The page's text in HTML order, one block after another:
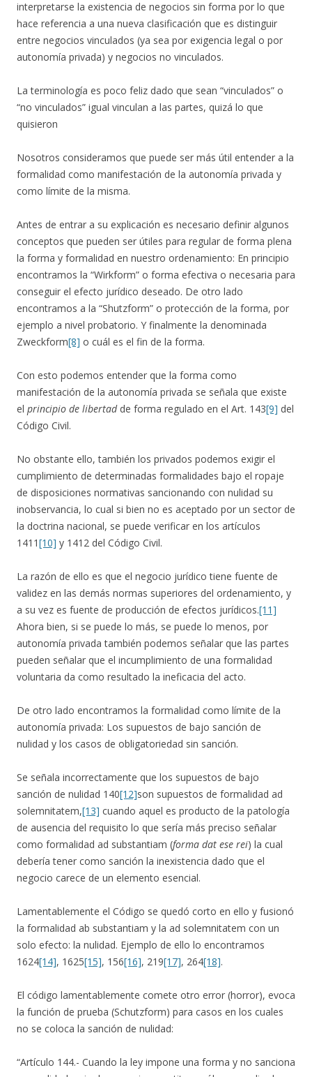
interpretarse la existencia de negocios sin forma por lo que
hace referencia a una nueva clasificación que es distinguir
entre negocios vinculados (ya sea por exigencia legal o por
autonomía privada) y negocios no vinculados.
La terminología es poco feliz dado que sean “vinculados” o
“no vinculados” igual vinculan a las partes, quizá lo que
quisieron
Nosotros consideramos que puede ser más útil entender a la
formalidad como manifestación de la autonomía privada y
como límite de la misma.
Antes de entrar a su explicación es necesario definir algunos
conceptos que pueden ser útiles para regular de forma plena
la forma y formalidad en nuestro ordenamiento: En principio
encontramos la “Wirkform” o forma efectiva o necesaria para
conseguir el efecto jurídico deseado. De otro lado
encontramos a la “Shutzform” o protección de la forma, por
ejemplo a nivel probatorio. Y finalmente la denominada
Zweckform[8] o cuál es el fin de la forma.
Con esto podemos entender que la forma como
manifestación de la autonomía privada se señala que existe
el principio de libertadde forma regulado en el Art. 143[9] del
Código Civil.
No obstante ello, también los privados podemos exigir el
cumplimiento de determinadas formalidades bajo el ropaje
de disposiciones normativas sancionando con nulidad su
inobservancia, lo cual si bien no es aceptado por un sector de
la doctrina nacional, se puede verificar en los artículos
1411[10] y 1412 del Código Civil.
La razón de ello es que el negocio jurídico tiene fuente de
validez en las demás normas superiores del ordenamiento, y
a su vez es fuente de producción de efectos jurídicos.[11]
Ahora bien, si se puede lo más, se puede lo menos, por
autonomía privada también podemos señalar que las partes
pueden señalar que el incumplimiento de una formalidad
voluntaria da como resultado la ineficacia del acto.
De otro lado encontramos la formalidad como límite de la
autonomía privada: Los supuestos de bajo sanción de
nulidad y los casos de obligatoriedad sin sanción.
Se señala incorrectamente que los supuestos de bajo
sanción de nulidad 140[12]son supuestos de formalidad ad
solemnitatem,[13] cuando aquel es producto de la patología
de ausencia del requisito lo que sería más preciso señalar
como formalidad ad substantiam (forma dat ese rei) la cual
debería tener como sanción la inexistencia dado que el
negocio carece de un elemento esencial.
Lamentablemente el Código se quedó corto en ello y fusionó
la formalidad ab substantiam y la ad solemnitatem con un
solo efecto: la nulidad. Ejemplo de ello lo encontramos
1624[14], 1625[15], 156[16], 219[17], 264[18].
El código lamentablemente comete otro error (horror), evoca
la función de prueba (Schutzform) para casos en los cuales
no se coloca la sanción de nulidad:
“Artículo 144.- Cuando la ley impone una forma y no sanciona